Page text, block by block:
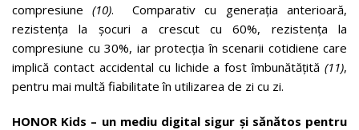
compresiune(10). Comparativ cu generația anterioară,
rezistența la șocuri a crescut cu 60%, rezistența la
compresiune cu 30%, iar protecția în scenarii cotidiene care
implică contact accidental cu lichide a fost îmbunătățită (11),
pentru mai multă fiabilitate în utilizarea de zi cu zi.
HONOR Kids – un mediu digital sigur și sănătos pentru